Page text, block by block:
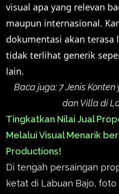
visual apa yang relevan
maupun internasional.
dokumentasi akan
tidak terlihat generik
lain.
Baca juga: 7 Jenis
dan Villa di
Tingkatkan Nilai Jual
Melalui Visual Menarik
Productions!
Di tengah persaingan
ketat di Labuan Bajo,